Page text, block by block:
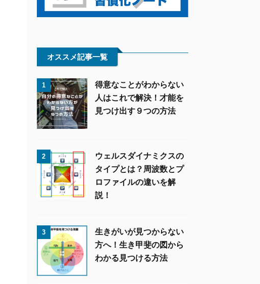
オススメ記事一覧
1
得意なことがわからない
人はこれで解決！才能を
見つけ出す９つの方法
2
ウェルスダイナミクスの
タイプとは？周波数とプ
ロファイルの違いを解
説！
3
生きがいが見つからない
方へ！生き甲斐の図から
わかる見つける方法